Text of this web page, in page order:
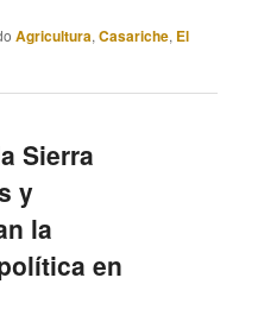
Agricultura,Casariche, El
Sierra
y
la
en